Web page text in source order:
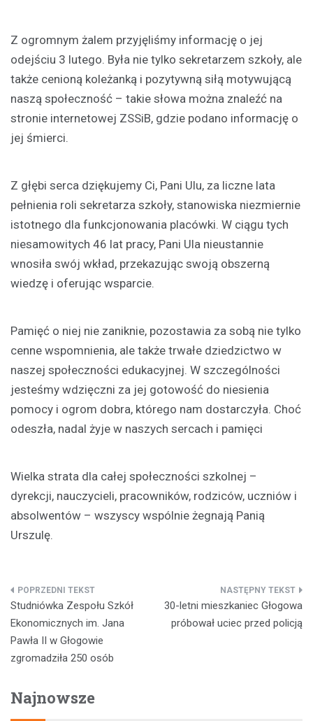
Z ogromnym żalem przyjęliśmy informację o jej
odejściu 3 lutego. Była nie tylko sekretarzem szkoły, ale
także cenioną koleżanką i pozytywną siłą motywującą
naszą społeczność – takie słowa można znaleźć na
stronie internetowej ZSSiB, gdzie podano informację o
jej śmierci.
Z głębi serca dziękujemy Ci, Pani Ulu, za liczne lata
pełnienia roli sekretarza szkoły, stanowiska niezmiernie
istotnego dla funkcjonowania placówki. W ciągu tych
niesamowitych 46 lat pracy, Pani Ula nieustannie
wnosiła swój wkład, przekazując swoją obszerną
wiedzę i oferując wsparcie.
Pamięć o niej nie zaniknie, pozostawia za sobą nie tylko
cenne wspomnienia, ale także trwałe dziedzictwo w
naszej społeczności edukacyjnej. W szczególności
jesteśmy wdzięczni za jej gotowość do niesienia
pomocy i ogrom dobra, którego nam dostarczyła. Choć
odeszła, nadal żyje w naszych sercach i pamięci
Wielka strata dla całej społeczności szkolnej –
dyrekcji, nauczycieli, pracowników, rodziców, uczniów i
absolwentów – wszyscy wspólnie żegnają Panią
Urszulę.
Nawigacja
wpisu
Studniówka Zespołu Szkół
Ekonomicznych im. Jana
Pawła II w Głogowie
zgromadziła 250 osób
30-letni mieszkaniec Głogowa
próbował uciec przed policją
Najnowsze